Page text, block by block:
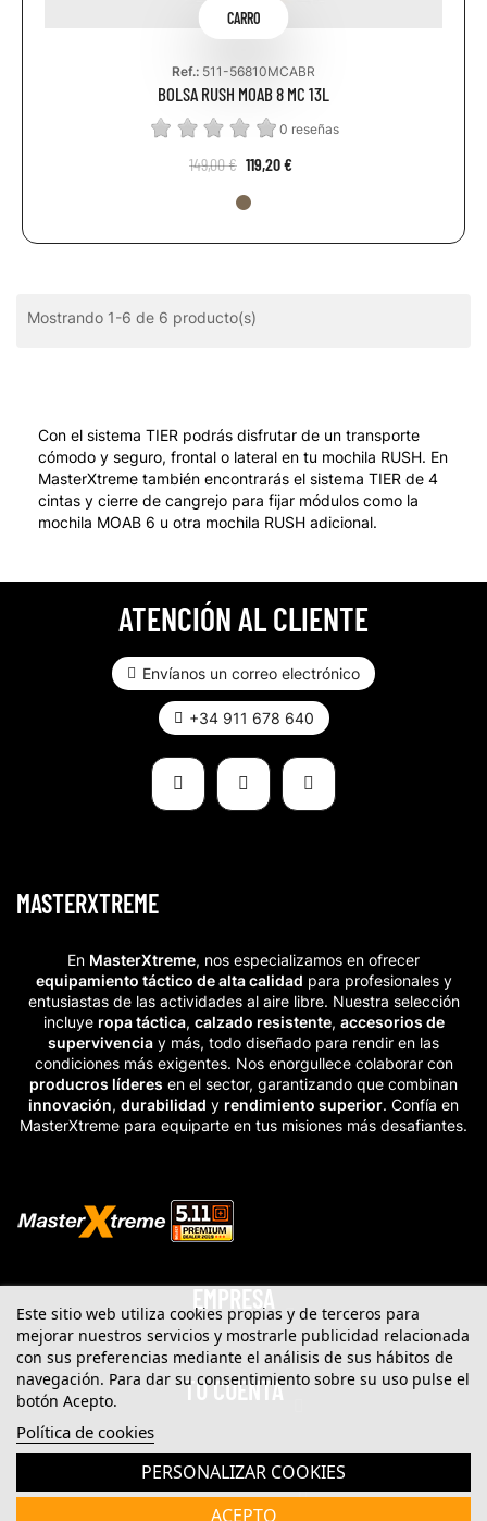
CARRO
Ref.: 511-56810MCABR
BOLSA RUSH MOAB 8 MC 13L
0 reseñas
149,00 € 119,20 €
Mostrando 1-6 de 6 producto(s)
Con el sistema TIER podrás disfrutar de un transporte
cómodo y seguro, frontal o lateral en tu mochila RUSH. En
MasterXtreme también encontrarás el sistema TIER de 4
cintas y cierre de cangrejo para fijar módulos como la
mochila MOAB 6 u otra mochila RUSH adicional.
ATENCIÓN AL CLIENTE
Envíanos un correo electrónico
+34 911 678 640
MASTERXTREME
En MasterXtreme, nos especializamos en ofrecer
equipamiento táctico de alta calidad para profesionales y
entusiastas de las actividades al aire libre. Nuestra selección
incluye ropa táctica, calzado resistente, accesorios de
supervivencia y más, todo diseñado para rendir en las
condiciones más exigentes. Nos enorgullece colaborar con
producros líderes en el sector, garantizando que combinan
innovación, durabilidad y rendimiento superior. Confía en
MasterXtreme para equiparte en tus misiones más desafiantes.
EMPRESA
TU CUENTA
CATEGORIAS
Este sitio web utiliza cookies propias y de terceros para
mejorar nuestros servicios y mostrarle publicidad relacionada
con sus preferencias mediante el análisis de sus hábitos de
navegación. Para dar su consentimiento sobre su uso pulse el
botón Acepto.
Política de cookies
PERSONALIZAR COOKIES
ACEPTO